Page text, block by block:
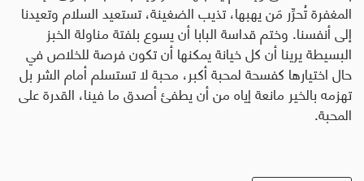
المغفرة تُحرِّر مَن يهبها، تذيب الضغينة، تستعيد السلام وتعيدنا
إلى أنفسنا. وختم قداسة البابا أن يسوع بلفتة مناولة الخبز
البسيطة يرينا أن كل خيانة يمكنها أن تكون فرصة للخلاص في
حال اختيارها كفسحة لمحبة أكبر، محبة لا تستسلم أمام الشر بل
تهزمه بالخير مانعة إياه من أن يطفئ أصدق ما فينا، القدرة على
المحبة.